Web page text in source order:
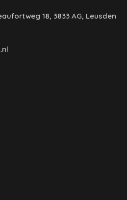
18, 3833 AG, Leusden